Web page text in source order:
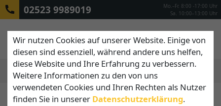
02523 9989019
Mo.–Fr. 8:00 -17:00 Uhr
Sa. 10:00–13:00 Uhr
Wir nutzen Cookies auf unserer Website. Einige von
diesen sind essenziell, während andere uns helfen,
diese Website und Ihre Erfahrung zu verbessern.
Weitere Informationen zu den von uns
verwendeten Cookies und Ihren Rechten als Nutzer
finden Sie in unserer Daten­schutz­erklärung.